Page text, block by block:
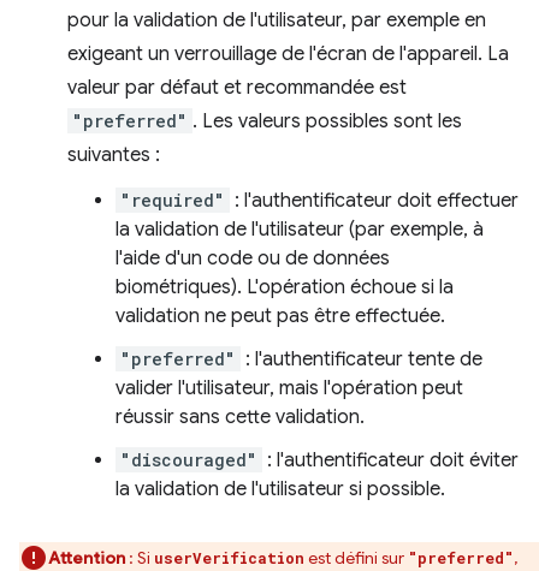
pour la validation de l'utilisateur, par exemple en
exigeant un verrouillage de l'écran de l'appareil. La
valeur par défaut et recommandée est
"preferred" . Les valeurs possibles sont les
suivantes :
"required"
: l'authentificateur doit effectuer
la validation de l'utilisateur (par exemple, à
l'aide d'un code ou de données
biométriques). L'opération échoue si la
validation ne peut pas être effectuée.
"preferred"
: l'authentificateur tente de
valider l'utilisateur, mais l'opération peut
réussir sans cette validation.
"discouraged"
: l'authentificateur doit éviter
la validation de l'utilisateur si possible.
Attention : Si userVerification est défini sur "preferred",